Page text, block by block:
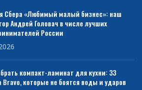
Сбера «Любимый малый бизнес»: наш
Андрей Головач в числе лучших
России
компакт-ламинат для кухни: 33
Bravo, которые не боятся воды и ударов